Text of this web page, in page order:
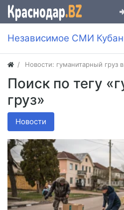
Независимое СМИ
Новости: гуманитарный груз
Поиск по тегу
груз»
Новости